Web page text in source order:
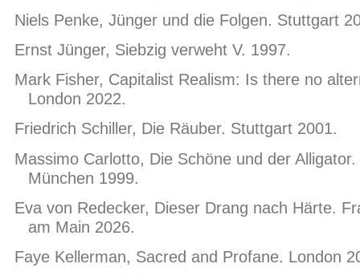
Niels Penke, Jünger und die Folgen. Stuttgart
Ernst Jünger, Siebzig verweht V. 1997.
Mark Fisher, Capitalist Realism: Is there no
London 2022.
Friedrich Schiller, Die Räuber. Stuttgart 2001.
Massimo Carlotto, Die Schöne und der Alligator.
München 1999.
Eva von Redecker, Dieser Drang nach Härte.
am Main 2026.
Faye Kellerman, Sacred and Profane. London